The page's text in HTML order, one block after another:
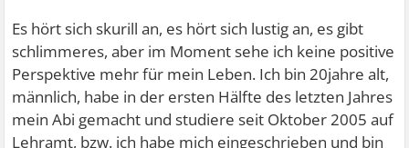
Es hört sich skurill an, es hört sich lustig an, es gibt
schlimmeres, aber im Moment sehe ich keine positive
Perspektive mehr für mein Leben. Ich bin 20jahre alt,
männlich, habe in der ersten Hälfte des letzten Jahres
mein Abi gemacht und studiere seit Oktober 2005 auf
Lehramt, bzw. ich habe mich eingeschrieben und bin